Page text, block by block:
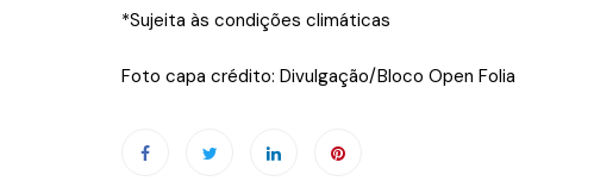
*Sujeita às condições climáticas
Foto capa crédito: Divulgação/Bloco Open Folia